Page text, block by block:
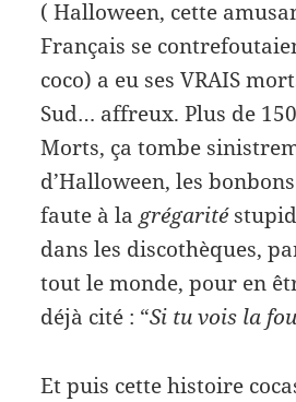
( Halloween, cette
Français se
coco) a eu ses VRAIS
Sud… affreux. Plus de
Morts, ça tombe
d’Halloween, les
faute à la grégarité
dans les discothèques,
tout le monde, pour en
déjà cité : “Si tu vois la
Et puis cette histoire